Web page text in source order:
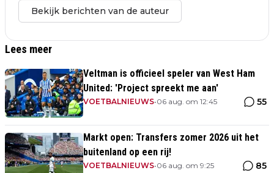
Bekijk berichten van de auteur
Lees meer
Veltman is officieel speler van West Ham
United: 'Project spreekt me aan'
VOETBALNIEUWS•06 aug. om 12:45 55
Markt open: Transfers zomer 2026 uit het
buitenland op een rij!
VOETBALNIEUWS•06 aug. om 9:25 85